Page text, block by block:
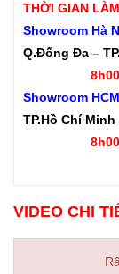
THỜI GIAN
Showroom Hà
Q.Đống Đa –
8h00 –
Showroom
TP.Hồ Chí Minh
8h00 –
VIDEO CHI